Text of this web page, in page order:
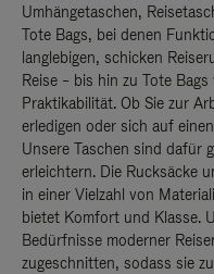
Umhängetaschen,
Tote Bags, bei denen
langlebigen, schicken
Reise – bis hin zu Tote
Praktikabilität. Ob Sie zur
erledigen oder sich auf
Unsere Taschen sind dafür
erleichtern. Die Rucksäcke
in einer Vielzahl von
bietet Komfort und Klasse.
Bedürfnisse moderner
zugeschnitten, sodass sie